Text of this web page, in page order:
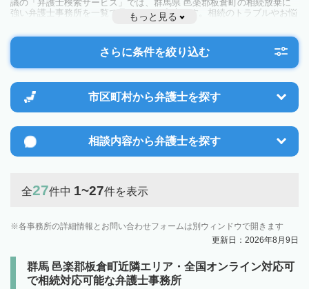
議の「弁護士検索サービス」では、群馬県 邑楽郡板倉町の相続放棄に
強い弁護士事務所を一覧で見ることが出来ます。相続のトラブルやお悩
みを抱えている方は一度近隣の弁護士に相談してみましょう。
もっと見る
さらに条件を絞り込む
市区町村から弁護士を探す
相談内容から弁護士を探す
全27件中 1~27件を表示
各事務所の詳細情報とお問い合わせフォームは別ウィンドウで開きます
更新日：2026年8月9日
群馬 邑楽郡板倉町近隣エリア・全国オンライン対応可
で相続対応可能な弁護士事務所